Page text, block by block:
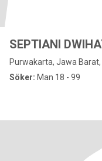
SEPTIANI
Purwakarta, Jawa
Söker: Man 18 - 99